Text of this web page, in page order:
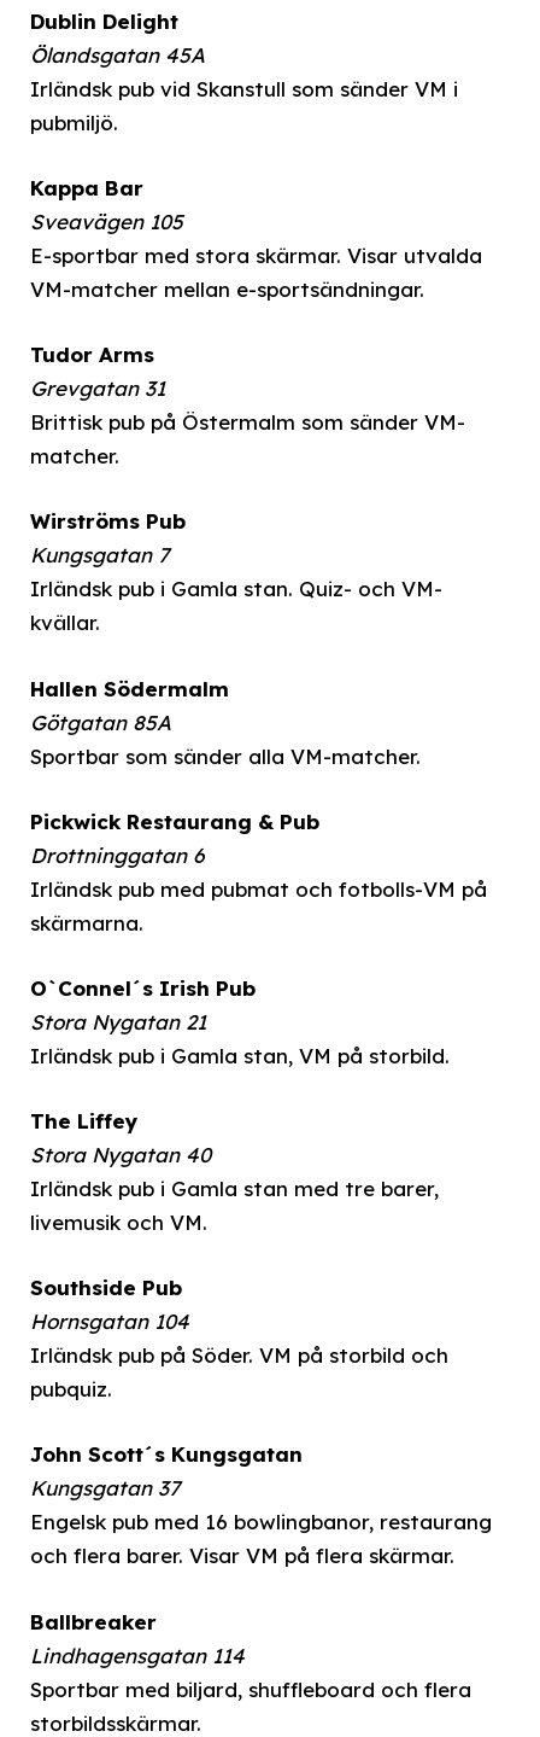
Dublin Delight
Ölandsgatan 45A
Irländsk pub vid Skanstull som sänder VM i
pubmiljö.
Kappa Bar
Sveavägen 105
E-sportbar med stora skärmar. Visar utvalda
VM-matcher mellan e-sportsändningar.
Tudor Arms
Grevgatan 31
Brittisk pub på Östermalm som sänder VM-
matcher.
Wirströms Pub
Kungsgatan 7
Irländsk pub i Gamla stan. Quiz- och VM-
kvällar.
Hallen Södermalm
Götgatan 85A
Sportbar som sänder alla VM-matcher.
Pickwick Restaurang & Pub
Drottninggatan 6
Irländsk pub med pubmat och fotbolls-VM på
skärmarna.
O`Connel´s Irish Pub
Stora Nygatan 21
Irländsk pub i Gamla stan, VM på storbild.
The Liffey
Stora Nygatan 40
Irländsk pub i Gamla stan med tre barer,
livemusik och VM.
Southside Pub
Hornsgatan 104
Irländsk pub på Söder. VM på storbild och
pubquiz.
John Scott´s Kungsgatan
Kungsgatan 37
Engelsk pub med 16 bowlingbanor, restaurang
och flera barer. Visar VM på flera skärmar.
Ballbreaker
Lindhagensgatan 114
Sportbar med biljard, shuffleboard och flera
storbildsskärmar.